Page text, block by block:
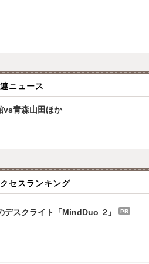
ニュース
vs青森山田ほか
セスランキング
デスクライト「MindDuo 2」 PR